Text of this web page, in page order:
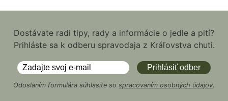
Dostávate radi tipy, rady a informácie o jedle a pití?
Prihláste sa k odberu spravodaja z Kráľovstva chuti.
Odoslaním formulára súhlasíte so spracovaním osobných údajov.